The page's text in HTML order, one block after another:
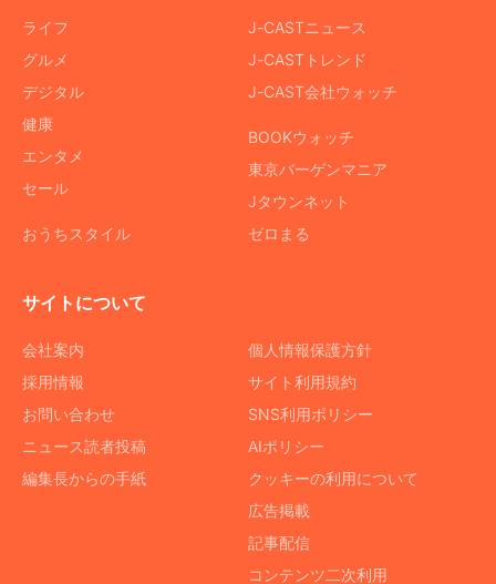
ライフ
グルメ
デジタル
健康
エンタメ
セール
おうちスタイル
J-CASTニュース
J-CASTトレンド
J-CAST会社ウォッチ
BOOKウォッチ
東京バーゲンマニア
Jタウンネット
ゼロまる
サイトについて
会社案内
採用情報
お問い合わせ
ニュース読者投稿
編集長からの手紙
個人情報保護方針
サイト利用規約
SNS利用ポリシー
AIポリシー
クッキーの利用について
広告掲載
記事配信
コンテンツ二次利用